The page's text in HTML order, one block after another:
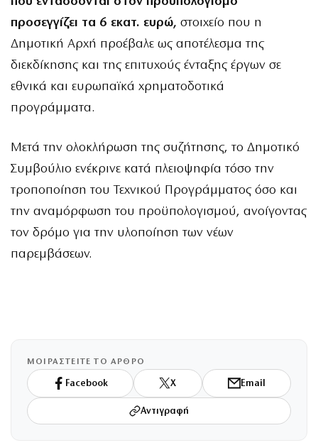
προσεγγίζει τα 6 εκατ. ευρώ, στοιχείο που η
Δημοτική Αρχή προέβαλε ως αποτέλεσμα της
διεκδίκησης και της επιτυχούς ένταξης έργων σε
εθνικά και ευρωπαϊκά χρηματοδοτικά
προγράμματα.
Μετά την ολοκλήρωση της συζήτησης, το Δημοτικό
Συμβούλιο ενέκρινε κατά πλειοψηφία τόσο την
τροποποίηση του Τεχνικού Προγράμματος όσο και
την αναμόρφωση του προϋπολογισμού, ανοίγοντας
τον δρόμο για την υλοποίηση των νέων
παρεμβάσεων.
ΜΟΙΡΑΣΤΕΙΤΕ ΤΟ ΑΡΘΡΟ
Facebook X Email
Αντιγραφή